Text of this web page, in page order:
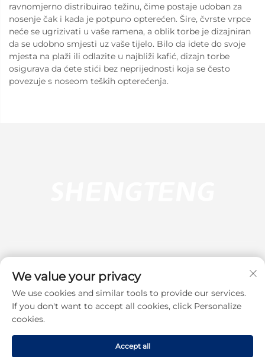
ravnomjerno distribuirao težinu, čime postaje udoban za
nosenje čak i kada je potpuno opterećen. Šire, čvrste vrpce
neće se ugrizivati u vaše ramena, a oblik torbe je dizajniran
da se udobno smjesti uz vaše tijelo. Bilo da idete do svoje
mjesta na plaži ili odlazite u najbliži kafić, dizajn torbe
osigurava da ćete stići bez neprijednosti koja se često
povezuje s noseom teških opterećenja.
Pretplati se
Autorska prava © 2025 Dongguan Shengteng Plastic Hardware
We value your privacy
We use cookies and similar tools to provide our services.
If you don't want to accept all cookies, click Personalize
cookies.
Accept all